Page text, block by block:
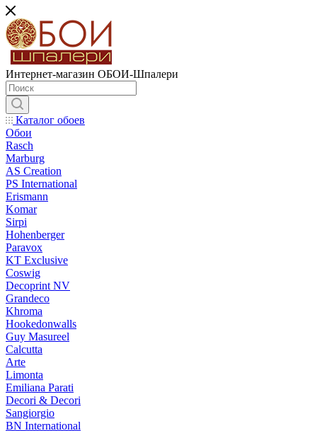
Интернет-магазин ОБОИ-Шпалери
Каталог обоев
Обои
Rasch
Marburg
AS Creation
PS International
Erismann
Komar
Sirpi
Hohenberger
Paravox
KT Exclusive
Coswig
Decoprint NV
Grandeco
Khroma
Hookedonwalls
Guy Masureel
Calcutta
Arte
Limonta
Emiliana Parati
Decori & Decori
Sangiorgio
BN International